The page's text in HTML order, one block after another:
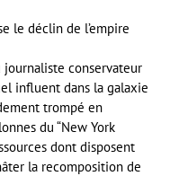
le déclin de l’empire
conservateur
influent dans la galaxie
trompé en
du “New York
dont disposent
la recomposition de